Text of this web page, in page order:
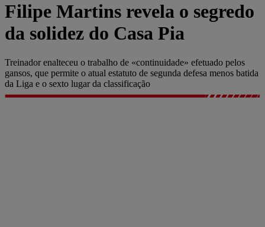
Filipe Martins revela o segredo
da solidez do Casa Pia
Treinador enalteceu o trabalho de «continuidade» efetuado pelos
gansos, que permite o atual estatuto de segunda defesa menos batida
da Liga e o sexto lugar da classificação